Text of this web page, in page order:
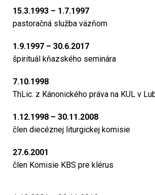
15.3.1993 – 1.7.1997
pastoračná služba väzňom
1.9.1997 – 30.6.2017
špirituál kňazského seminára
7.10.1998
ThLic. z Kánonického práva na KUL v
1.12.1998 – 30.11.2008
člen diecéznej liturgickej komisie
27.6.2001
člen Komisie KBS pre klérus